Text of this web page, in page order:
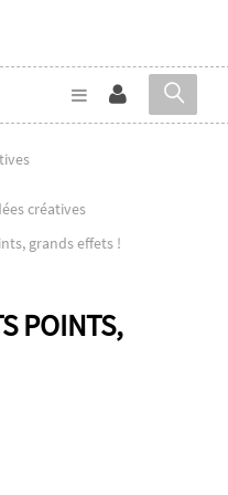
créatives
grands effets !
POINTS,